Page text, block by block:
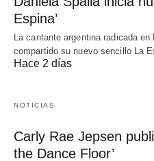
Espina’
La cantante argentina radicada
compartido su nuevo sencillo La
Hace 2 días
NOTICIAS
Carly Rae Jepsen
the Dance Floor’